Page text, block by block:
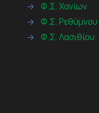
→
Φ.Σ. Χανίων
→
Φ.Σ. Ρεθύμνου
→
Φ.Σ. Λασιθίου